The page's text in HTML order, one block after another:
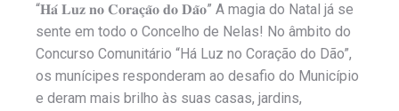
“𝐇𝐚́ 𝐋𝐮𝐳 𝐧𝐨 𝐂𝐨𝐫𝐚𝐜̧𝐚̃𝐨 𝐝𝐨 𝐃𝐚̃𝐨” A magia do Natal já se
sente em todo o Concelho de Nelas! No âmbito do
Concurso Comunitário “Há Luz no Coração do Dão”,
os munícipes responderam ao desafio do Município
e deram mais brilho às suas casas, jardins,